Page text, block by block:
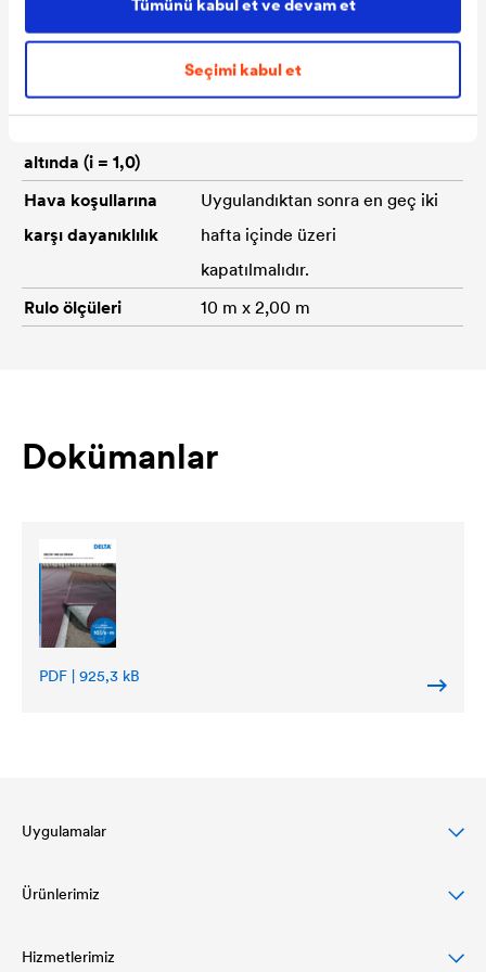
Tümünü kabul et ve devam et
Seçimi kabul et
Drenaj kapasitesi
altında (i = 1,0)
10 l/s · m (EN ISO 12958)
Hava koşullarına
karşı dayanıklılık
Uygulandıktan sonra en geç iki
hafta içinde üzeri
kapatılmalıdır.
Rulo ölçüleri
10 m x 2,00 m
Dokümanlar
PDF | 925,3 kB
Uygulamalar
Eğimli çatılar için DELTA çözümleri
Cephe tasarımları için kapsamlı çözümler
Ürünlerimiz
Çatı örtüleri
Hizmetlerimiz